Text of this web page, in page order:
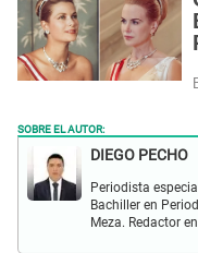
SOBRE EL AUTOR:
DIEGO PECHO
Periodista
Bachiller en
Meza. Redactor